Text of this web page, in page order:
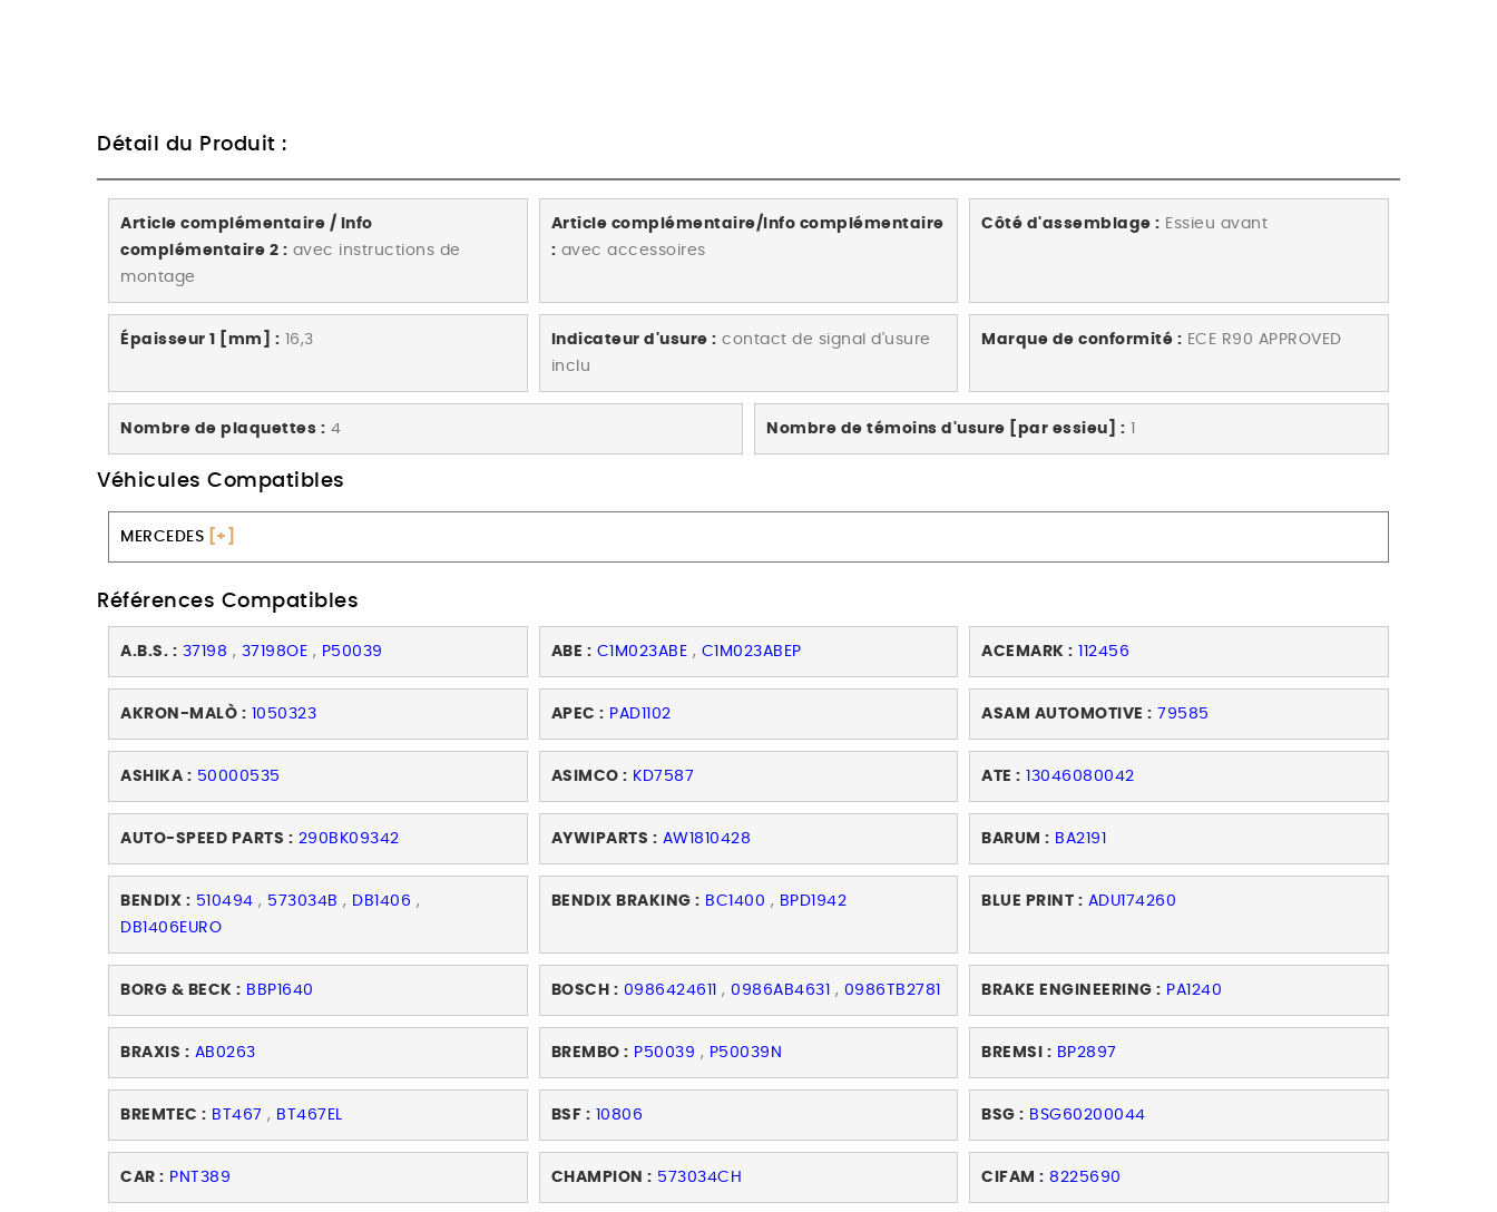
Détail du Produit :
Article complémentaire / Info
complémentaire 2 : avec instructions de
montage
Article complémentaire/Info complémentaire
: avec accessoires
Côté d'assemblage : Essieu avant
Épaisseur 1 [mm] : 16,3 Indicateur d'usure : contact de signal d'usure
inclu
Marque de conformité : ECE R90 APPROVED
Nombre de plaquettes : 4 Nombre de témoins d'usure [par essieu] : 1
Véhicules Compatibles
MERCEDES [+]
Références Compatibles
A.B.S. : 37198 , 37198OE , P50039 ABE : C1M023ABE , C1M023ABEP ACEMARK : 112456
AKRON-MALÒ : 1050323 APEC : PAD1102 ASAM AUTOMOTIVE : 79585
ASHIKA : 50000535 ASIMCO : KD7587 ATE : 13046080042
AUTO-SPEED PARTS : 290BK09342 AYWIPARTS : AW1810428 BARUM : BA2191
BENDIX : 510494 , 573034B , DB1406 ,
DB1406EURO
BENDIX BRAKING : BC1400 , BPD1942 BLUE PRINT : ADU174260
BORG & BECK : BBP1640 BOSCH : 0986424611 ,0986AB4631 , 0986TB2781 BRAKE ENGINEERING : PA1240
BRAXIS : AB0263 BREMBO : P50039 , P50039N BREMSI : BP2897
BREMTEC : BT467 , BT467EL BSF : 10806 BSG : BSG60200044
CAR : PNT389 CHAMPION : 573034CH CIFAM : 8225690